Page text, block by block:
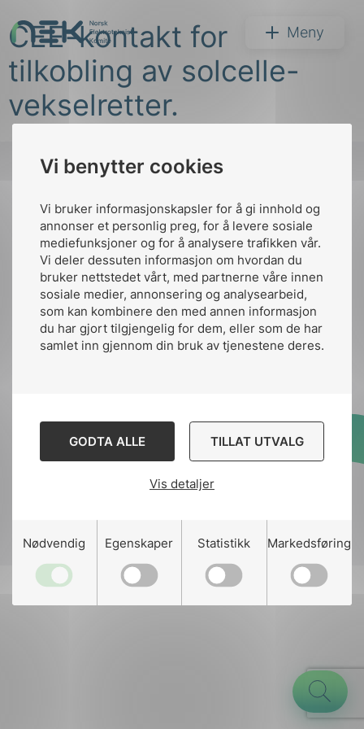
Vi benytter cookies
Vi bruker informasjonskapsler for å gi innhold og
annonser et personlig preg, for å levere sosiale
mediefunksjoner og for å analysere trafikken vår.
Vi deler dessuten informasjon om hvordan du
bruker nettstedet vårt, med partnerne våre innen
sosiale medier, annonsering og analysearbeid,
som kan kombinere den med annen informasjon
du har gjort tilgjengelig for dem, eller som de har
samlet inn gjennom din bruk av tjenestene deres.
GODTA ALLE TILLAT UTVALG
Vis detaljer
Nødvendig Egenskaper Statistikk Markedsføring
til
innhold
NEK Meny
Søk
CEE-kontakt for
tilkobling av solcelle-
vekselretter.
Kontakt oss
Ansatte
nek@nek.no
Bruk av Cookies
Designed and developed
Til
toppen